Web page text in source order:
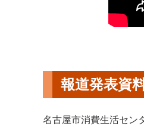
報道発表資
名古屋市消費生活セン